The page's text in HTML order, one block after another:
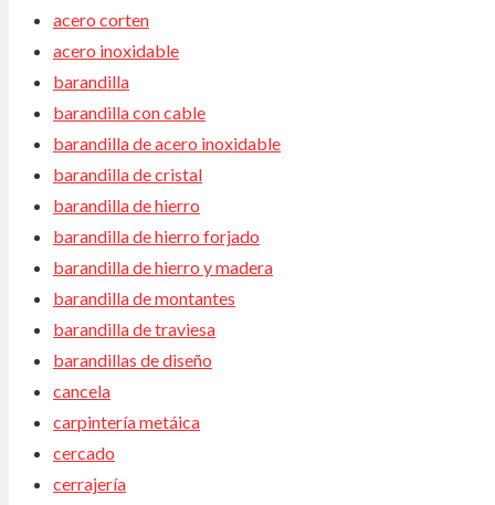
acero corten
acero inoxidable
barandilla
barandilla con cable
barandilla de acero inoxidable
barandilla de cristal
barandilla de hierro
barandilla de hierro forjado
barandilla de hierro y madera
barandilla de montantes
barandilla de traviesa
barandillas de diseño
cancela
carpintería metáica
cercado
cerrajería